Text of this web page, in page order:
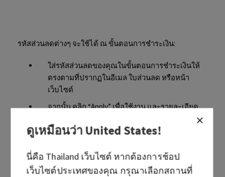
รหัสส่วนลดต่างๆ จะใช้ได้ ณ ขั้นตอนการชำระเงิน:
ใส่รหัสส่วนลดของคุณในขั้นตอนการชำระเงินให้
ตรงตามที่ปรากฏในอีเมล ใบส่วนลด หรือหน้า
เว็บไซต์
จากนั้น คลิก “Apply” เพื่อใช้งาน และรายละเอียด
ส่วนลดของคุณจะปรากฏในส่วนสรุปยอดชำระเงิน
รหัสส่วนลดเพื่อส่งเสริมการขายสามารถใช้ได้เพียง
ส่วนลดมากกว่ารหัสเดียว เราแนะนำให้ทำการสั่ง
ซื้ออีกครั้ง
ดูเหมือนว่าUnited States!
นี่คือ Thailand เว็บไซต์ หากต้องการช้อป
เว็บไซต์ประเทศของคุณ กรุณาเลือกสถานที่